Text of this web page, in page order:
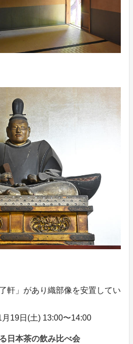
軒」があり織部像を安置してい
月19日(土) 13:00〜14:00
日本茶の飲み比べ会